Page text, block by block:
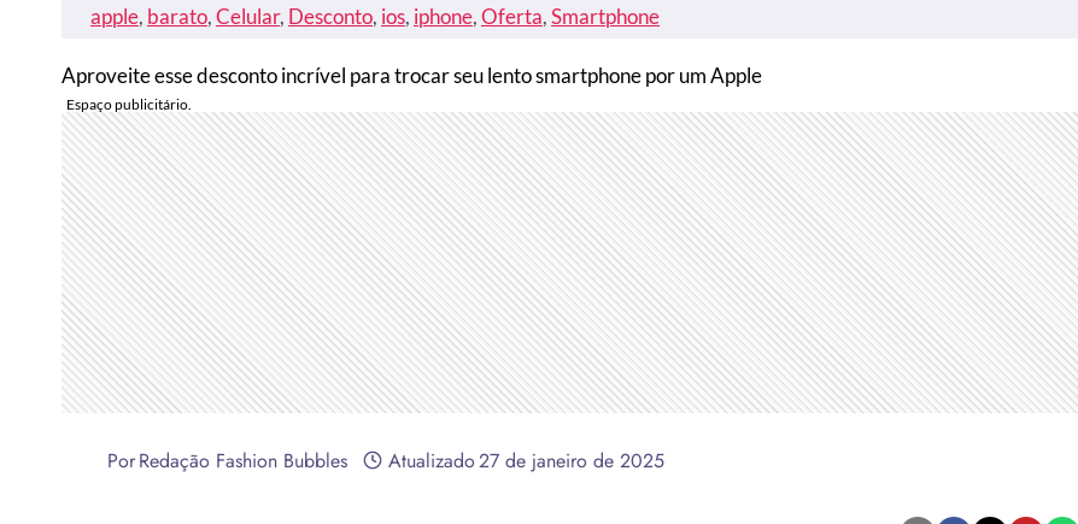
apple, barato, Celular, Desconto, ios, iphone, Oferta, Smartphone
Aproveite esse desconto incrível para trocar seu lento smartphone por um Apple
PorRedação Fashion Bubbles Atualizado27 de janeiro de 2025